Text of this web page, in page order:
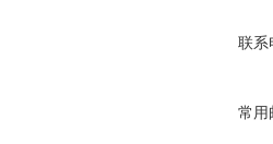
联系
常用